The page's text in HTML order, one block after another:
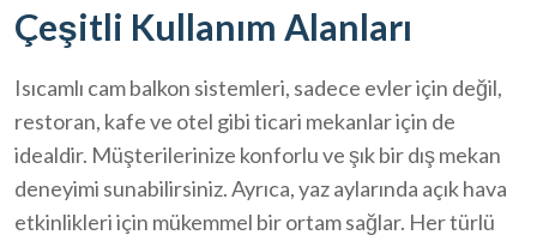
Çeşitli Kullanım Alanları
Isıcamlı cam balkon sistemleri, sadece evler için değil,
restoran, kafe ve otel gibi ticari mekanlar için de
idealdir. Müşterilerinize konforlu ve şık bir dış mekan
deneyimi sunabilirsiniz. Ayrıca, yaz aylarında açık hava
etkinlikleri için mükemmel bir ortam sağlar. Her türlü